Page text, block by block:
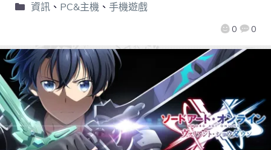
0 0
資訊、 PC&主機、 手機遊戲